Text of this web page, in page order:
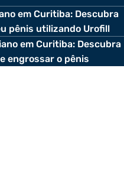
em Curitiba: Descubra
pênis utilizando Urofill
em Curitiba: Descubra
engrossar o pênis